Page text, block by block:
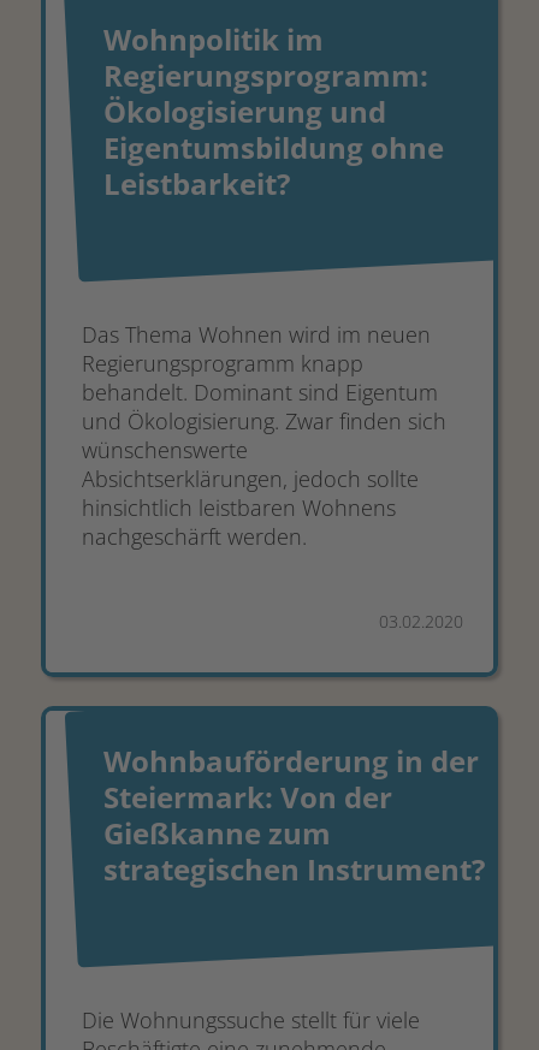
Wohnpolitik im
Regierungsprogramm:
Ökologisierung und
Eigentumsbildung ohne
Leistbarkeit?
Das Thema Wohnen wird im neuen
Regierungsprogramm knapp
behandelt. Dominant sind Eigentum
und Ökologisierung. Zwar finden sich
wünschenswerte
Absichtserklärungen, jedoch sollte
hinsichtlich leistbaren Wohnens
nachgeschärft werden.
03.02.2020
Wohnbauförderung in der
Steiermark: Von der
Gießkanne zum
strategischen Instrument?
Die Wohnungssuche stellt für viele